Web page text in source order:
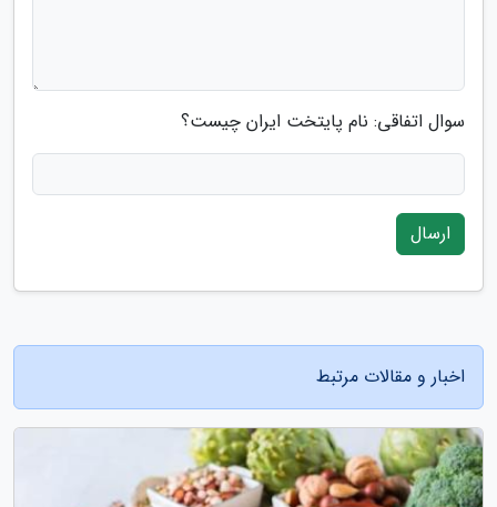
سوال اتفاقی: نام پایتخت ایران چیست؟
ارسال
اخبار و مقالات مرتبط